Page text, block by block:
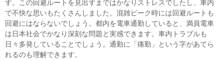
す。この回避ルートを見出すまではかなりストレスでしたし、車内
で不快な思いもたくさんしました。混雑ピーク時には回避ルートも
回避にはならないでしょう。都内を電車通勤していると、満員電車
は日本社会でかなり深刻な問題と実感できます。車内トラブルも
日々多発していることでしょう。通勤に「痛勤」という字があてら
れるのも理解できます。